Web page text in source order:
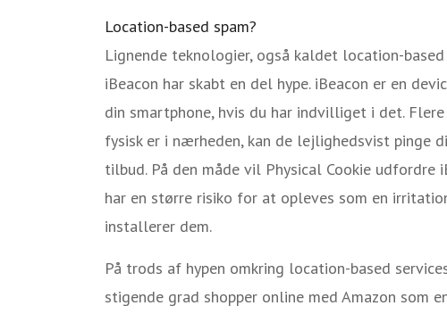
Location-based spam?
Lignende teknologier, også kaldet location-
iBeacon har skabt en del hype. iBeacon er en
din smartphone, hvis du har indvilliget i det.
fysisk er i nærheden, kan de lejlighedsvist pinge
tilbud. På den måde vil Physical Cookie udfordre
har en større risiko for at opleves som en
installerer dem.
På trods af hypen omkring location-based
stigende grad shopper online med Amazon som